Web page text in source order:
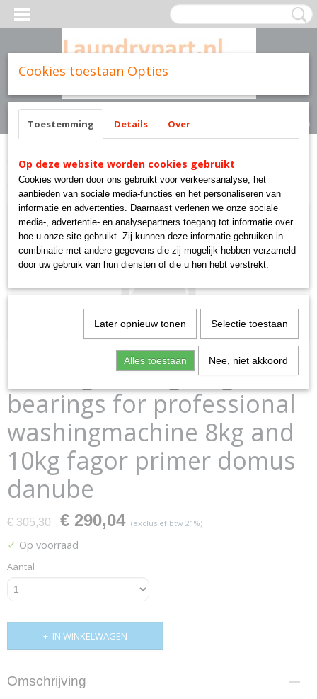
Inloggen Registreren
(0)
Home >Parts brands>Fagor>parts FAGOR wasmachines
8kg10kg bearings for professional washingmachine 8kg and 10kg fagor
primer domus danube
bearing set 8kg10kg
bearings for professional
washingmachine 8kg and
10kg fagor primer domus
danube
€ 305,30 € 290,04 (exclusief btw 21%)
✓ Op voorraad
Aantal
IN WINKELWAGEN
Omschrijving
Cookies toestaan Opties
Toestemming Details Over
Op deze website worden cookies gebruikt
Cookies worden door ons gebruikt voor verkeersanalyse, het
aanbieden van sociale media-functies en het personaliseren van
informatie en advertenties. Daarnaast verlenen we onze sociale
media-, advertentie- en analysepartners toegang tot informatie over
hoe u onze site gebruikt. Zij kunnen deze informatie gebruiken in
combinatie met andere gegevens die zij mogelijk hebben verzameld
door uw gebruik van hun diensten of die u hen hebt verstrekt.
Later opnieuw tonen Selectie toestaan
Alles toestaan Nee, niet akkoord